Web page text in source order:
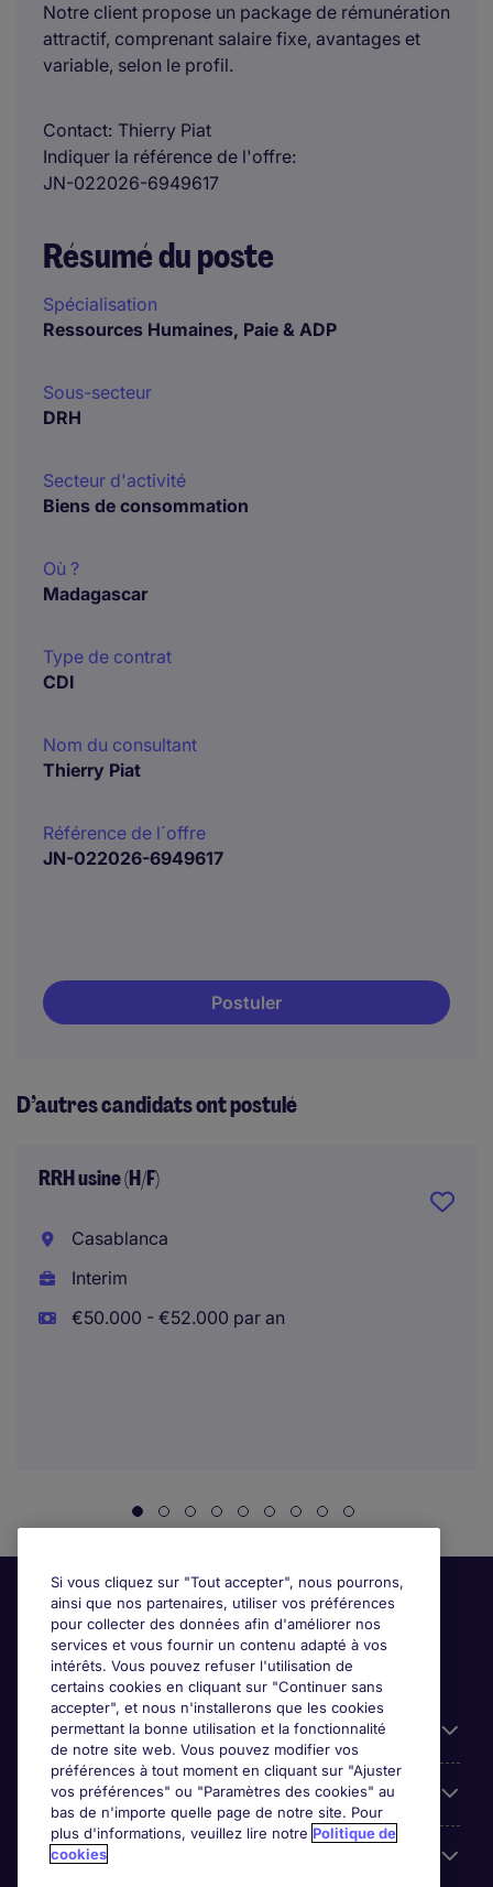
Notre client propose un package de rémunération
attractif, comprenant salaire fixe, avantages et
variable, selon le profil.
Contact Thierry Piat
Indiquer la référence de l'offre
JN-022026-6949617
Résumé du poste
Spécialisation
Ressources Humaines, Paie & ADP
Sous-secteur
DRH
Secteur d'activité
Biens de consommation
Où ?
Madagascar
Type de contrat
CDI
Nom du consultant
Thierry Piat
Référence de l´offre
JN-022026-6949617
Postuler
D’autres candidats ont postulé
RRH usine (H/F)
Casablanca
Interim
€50.000 - €52.000 par an
Candidats
Entreprises
Contact
Si vous cliquez sur "Tout accepter", nous pourrons,
ainsi que nos partenaires, utiliser vos préférences
pour collecter des données afin d'améliorer nos
services et vous fournir un contenu adapté à vos
intérêts. Vous pouvez refuser l'utilisation de
certains cookies en cliquant sur "Continuer sans
accepter", et nous n'installerons que les cookies
permettant la bonne utilisation et la fonctionnalité
de notre site web. Vous pouvez modifier vos
préférences à tout moment en cliquant sur "Ajuster
vos préférences" ou "Paramètres des cookies" au
bas de n'importe quelle page de notre site. Pour
plus d'informations, veuillez lire notre Politique de
cookies